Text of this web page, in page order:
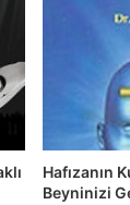
Hafızanın
Beyninizi